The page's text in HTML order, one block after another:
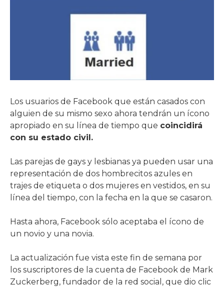
Los usuarios de Facebook que están casados con
alguien de su mismo sexo ahora tendrán un ícono
apropiado en su línea de tiempo que coincidirá
con su estado civil.
Las parejas de gays y lesbianas ya pueden usar una
representación de dos hombrecitos azules en
trajes de etiqueta o dos mujeres en vestidos, en su
línea del tiempo, con la fecha en la que se casaron.
Hasta ahora, Facebook sólo aceptaba el ícono de
un novio y una novia.
La actualización fue vista este fin de semana por
los suscriptores de la cuenta de Facebook de Mark
Zuckerberg, fundador de la red social, que dio clic